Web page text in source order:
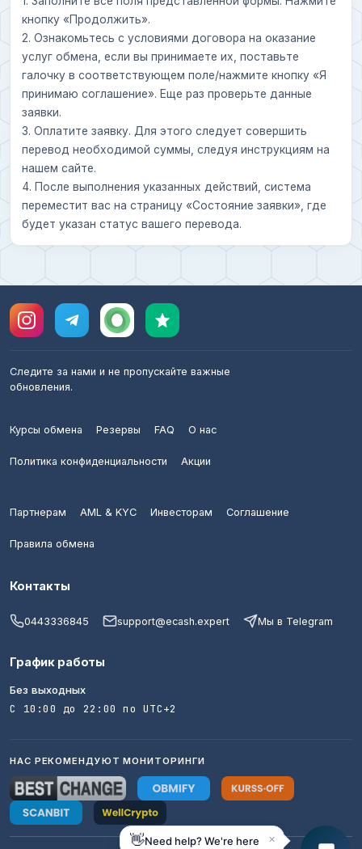
кнопку «Продолжить».
2. Ознакомьтесь с условиями договора на оказание
услуг обмена, если вы принимаете их, поставьте
галочку в соответствующем поле/нажмите кнопку «Я
принимаю соглашение». Еще раз проверьте данные
заявки.
3. Оплатите заявку. Для этого следует совершить
перевод необходимой суммы, следуя инструкциям на
нашем сайте.
4. После выполнения указанных действий, система
переместит вас на страницу «Состояние заявки», где
будет указан статус вашего перевода.
Следите за нами и не пропускайте важные
обновления.
Курсы обмена Резервы FAQ О нас
Политика конфиденциальности Акции
Партнерам AML & KYC Инвесторам Соглашение
Правила обмена
Контакты
0443336845 support@ecash.expert Мы в Telegram
График работы
Без выходных
С 10:00 до 22:00 по UTC+2
НАС РЕКОМЕНДУЮТ МОНИТОРИНГИ
👋Need help? We're here ×